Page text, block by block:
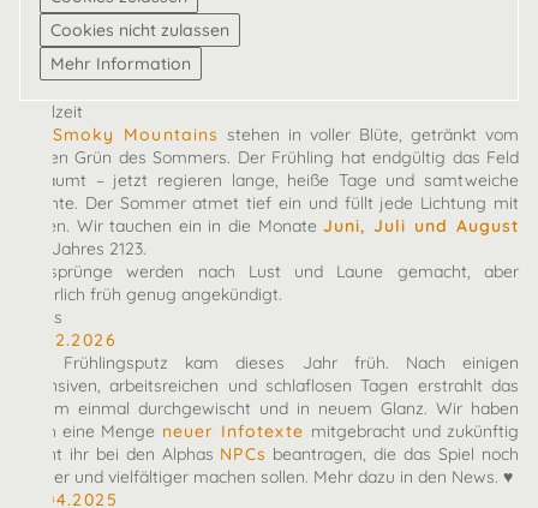
Spielzeit
DieSmoky Mountains stehen in voller Blüte, getränkt vom
satten Grün des Sommers. Der Frühling hat endgültig das Feld
geräumt – jetzt regieren lange, heiße Tage und samtweiche
Nächte. Der Sommer atmet tief ein und füllt jede Lichtung mit
Leben. Wir tauchen ein in die MonateJuni, Juli und August
des Jahres 2123.
Zeitsprünge werden nach Lust und Laune gemacht, aber
natürlich früh genug angekündigt.
News
10.02.2026
Der Frühlingsputz kam dieses Jahr früh. Nach einigen
intensiven, arbeitsreichen und schlaflosen Tagen erstrahlt das
Forum einmal durchgewischt und in neuem Glanz. Wir haben
euch eine Menge neuer Infotexte mitgebracht und zukünftig
könnt ihr bei den Alphas NPCs beantragen, die das Spiel noch
bunter und vielfältiger machen sollen. Mehr dazu in den News. ♥
27.04.2025